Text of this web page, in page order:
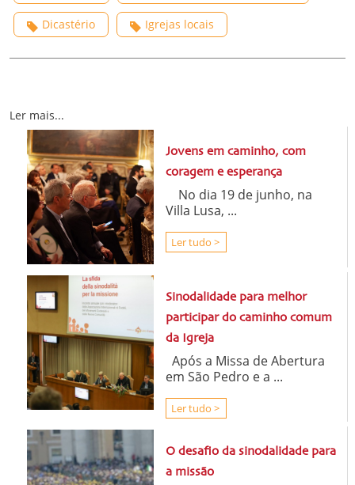
Dicastério Igrejas locais
Ler mais...
Jovens em caminho, com
coragem e esperança
No dia 19 de junho, na
Villa Lusa, ...
Ler tudo >
Sinodalidade para melhor
participar do caminho comum
da Igreja
Após a Missa de Abertura
em São Pedro e a ...
Ler tudo >
O desafio da sinodalidade para
a missão